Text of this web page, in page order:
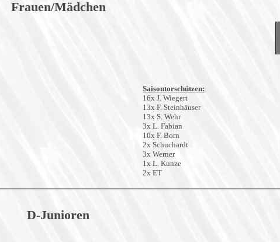
Frauen/Mädchen
Saisontorschützen:
16x J. Wiegert
13x F. Steinhäuser
13x S. Wehr
3x L. Fabian
10x F. Born
2x Schuchardt
3x Werner
1x L. Kunze
2x ET
D-Junioren